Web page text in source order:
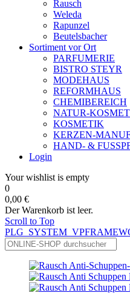
Rausch
Weleda
Rapunzel
Beutelsbacher
Sortiment vor Ort
PARFUMERIE
BISTRO STEYR
MODEHAUS
REFORMHAUS
CHEMIBEREICH
NATUR-
KOSMETIK
KERZEN-
HAND- &
Login
Your wishlist is empty
0
0,00 €
Der Warenkorb ist leer.
Scroll to Top